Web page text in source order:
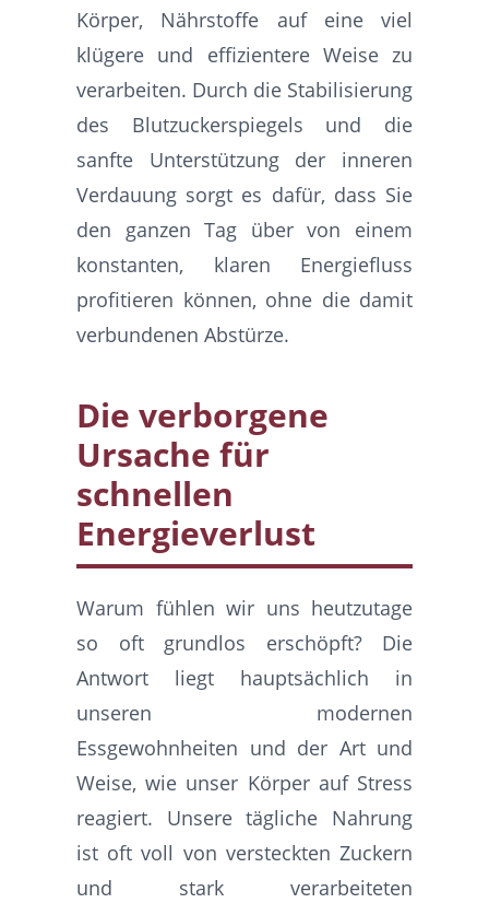
Körper, Nährstoffe auf eine viel
klügere und effizientere Weise zu
verarbeiten. Durch die Stabilisierung
des Blutzuckerspiegels und die
sanfte Unterstützung der inneren
Verdauung sorgt es dafür, dass Sie
den ganzen Tag über von einem
konstanten, klaren Energiefluss
profitieren können, ohne die damit
verbundenen Abstürze.
Die verborgene
Ursache für
schnellen
Energieverlust
Warum fühlen wir uns heutzutage
so oft grundlos erschöpft? Die
Antwort liegt hauptsächlich in
unseren modernen
Essgewohnheiten und der Art und
Weise, wie unser Körper auf Stress
reagiert. Unsere tägliche Nahrung
ist oft voll von versteckten Zuckern
und stark verarbeiteten